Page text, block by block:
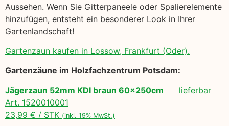
Aussehen. Wenn Sie Gitterpaneele oder Spalierelemente
hinzufügen, entsteht ein besonderer Look in Ihrer
Gartenlandschaft!
Gartenzaun kaufen in Lossow, Frankfurt (Oder).
Gartenzäune im Holzfachzentrum Potsdam:
Jägerzaun 52mm KDI braun 60x250cm lieferbar
Art. 1520010001
23,99 € / STK (inkl. 19% MwSt.)